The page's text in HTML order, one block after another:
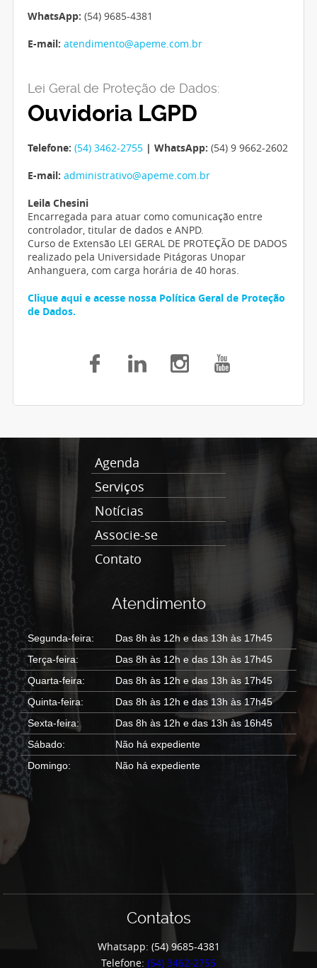
WhatsApp: (54) 9685-4381
E-mail: atendimento@apeme.com.br
Lei Geral de Proteção de Dados:
Ouvidoria LGPD
Telefone: (54) 3462-2755 | WhatsApp: (54) 9 9662-2602
E-mail: administrativo@apeme.com.br
Leila Chesini
Encarregada para atuar como comunicação entre
controlador, titular de dados e ANPD.
Curso de Extensão LEI GERAL DE PROTEÇÃO DE DADOS
realizado pela Universidade Pitágoras Unopar
Anhanguera, com carga horária de 40 horas.
Clique aqui e acesse nossa Política Geral de Proteção
de Dados.
Agenda
Serviços
Notícias
Associe-se
Contato
Atendimento
Segunda-feira:
Das 8h às 12h e das 13h às 17h45
Terça-feira:
Das 8h às 12h e das 13h às 17h45
Quarta-feira:
Das 8h às 12h e das 13h às 17h45
Quinta-feira:
Das 8h às 12h e das 13h às 17h45
Sexta-feira:
Das 8h às 12h e das 13h às 16h45
Sábado:
Não há expediente
Domingo:
Não há expediente
Contatos
Whatsapp: (54) 9685-4381
Telefone: (54) 3462-2755